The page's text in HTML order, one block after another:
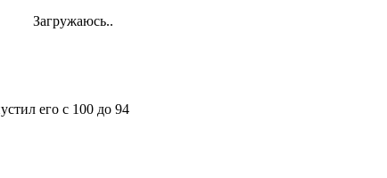
Загружаюсь..
его с 100 до 94